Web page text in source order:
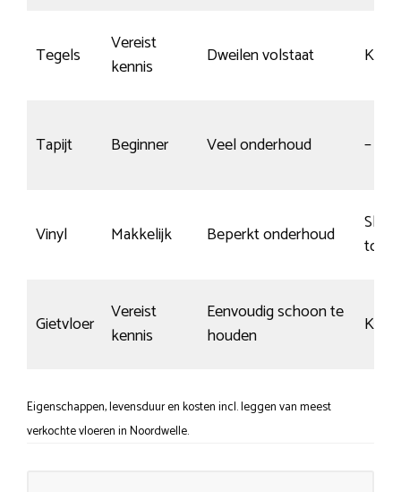
Tegels
Vereist
kennis
Dweilen volstaat
Tapijt Beginner Veel onderhoud –
Vinyl Makkelijk Beperkt onderhoud
Gietvloer
Vereist
kennis
Eenvoudig schoon te
houden
Eigenschappen, levensduur en kosten incl. leggen van meest
verkochte vloeren in Noordwelle.